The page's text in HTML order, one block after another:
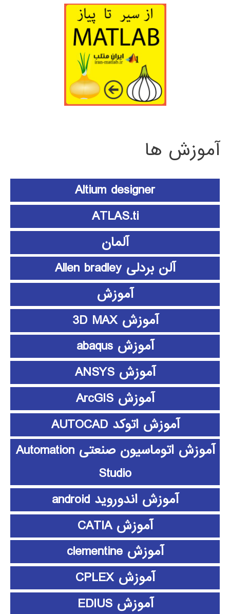
آموزش ها
Altium designer
ATLAS.ti
آلمان
آلن بردلی Allen bradley
آموزش
آموزش 3D MAX
آموزش abaqus
آموزش ANSYS
آموزش ArcGIS
آموزش اتوکد AUTOCAD
آموزش اتوماسیون صنعتی Automation
Studio
آموزش اندوروید android
آموزش CATIA
آموزش clementine
آموزش CPLEX
آموزش EDIUS